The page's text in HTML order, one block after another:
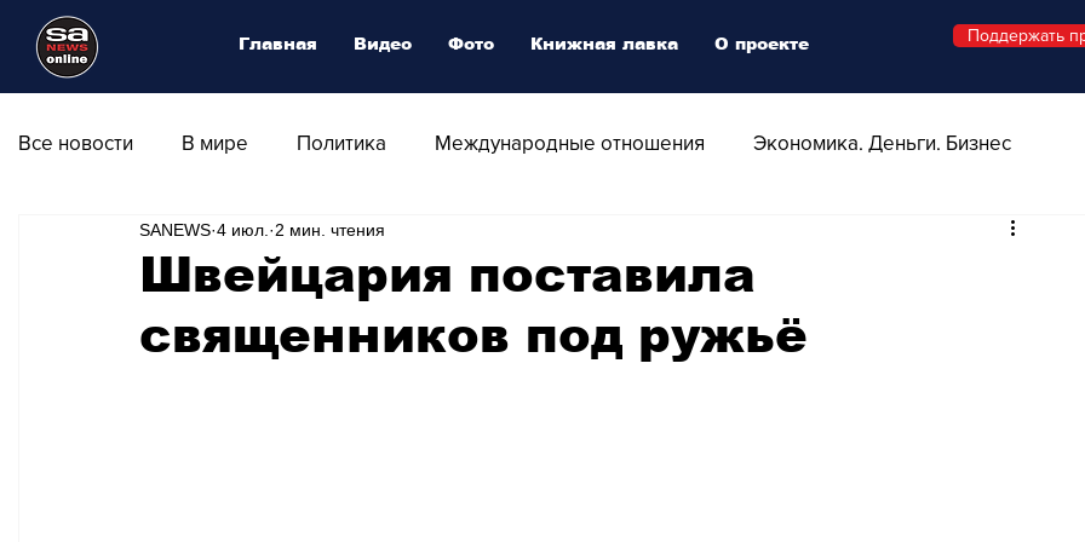
Все новости В мире Политика Международные отношения Экономика. Деньги. Бизнес
Общество Армия Аналитика
Транспорт Культура Магия искусства Swiss Афиша Стиль
Швейцария поставила
священников под ружьё
SANEWS 4 июл. 2 мин. чтения
Главная Видео Фото Книжная лавка О проекте Поддержать